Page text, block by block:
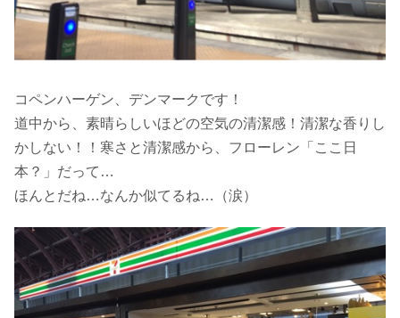
コペンハーゲン、デンマークです！
道中から、素晴らしいほどの空気の清潔感！清潔な香りし
かしない！！寒さと清潔感から、フローレン「ここ日
本？」だって…
ほんとだね…なんか似てるね…（涙）